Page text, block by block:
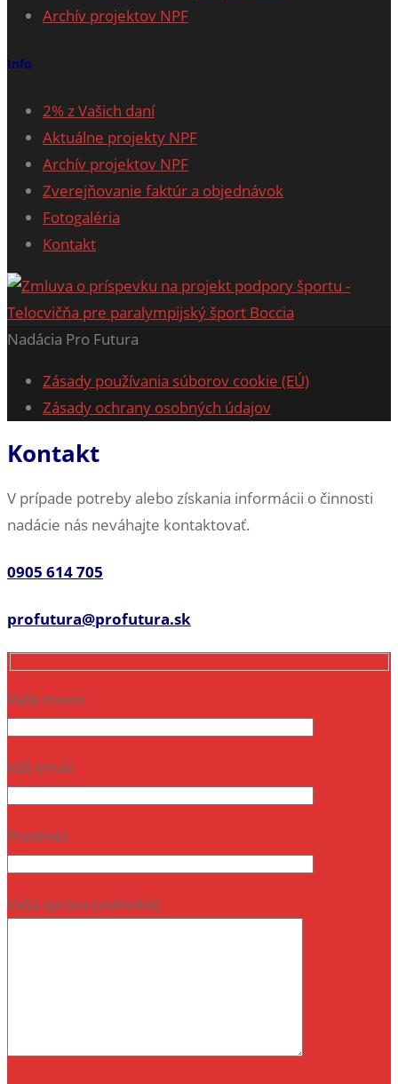
Archív projektov NPF
Info
2% z Vašich daní
Aktuálne projekty NPF
Archív projektov NPF
Zverejňovanie faktúr a objednávok
Fotogaléria
Kontakt
Nadácia Pro Futura
Zásady používania súborov cookie (EÚ)
Zásady ochrany osobných údajov
Kontakt
V prípade potreby alebo získania informácii o činnosti
nadácie nás neváhajte kontaktovať.
0905 614 705
profutura@profutura.sk
Vaše meno
Váš email
Predmet
Vaša správa (voliteľné)